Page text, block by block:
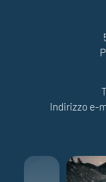
Indirizzo e-